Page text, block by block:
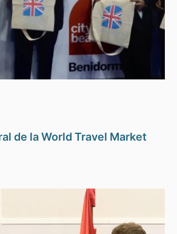
de la World Travel Market